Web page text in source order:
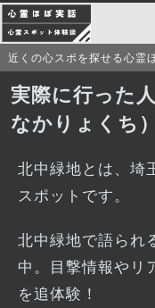
近くの心スポを探せる心霊
実際に行った
なかりょくち
北中緑地とは、埼
スポットです。
北中緑地で語られ
中。目撃情報やリ
を追体験！